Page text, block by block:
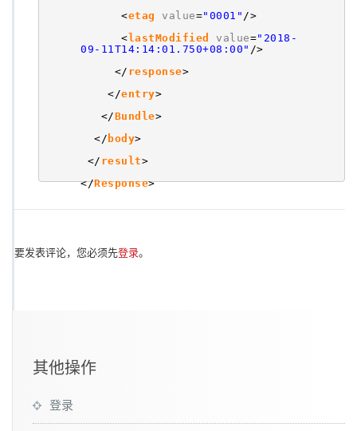
<etag value="0001" />
< lastModified value="2018-
09-11T14:14:01.750+08:00" />
</ response>
</entry>
</Bundle>
</ body>
</ result>
</Response>
要发表评论，您必须先登录。
其他操作
登录